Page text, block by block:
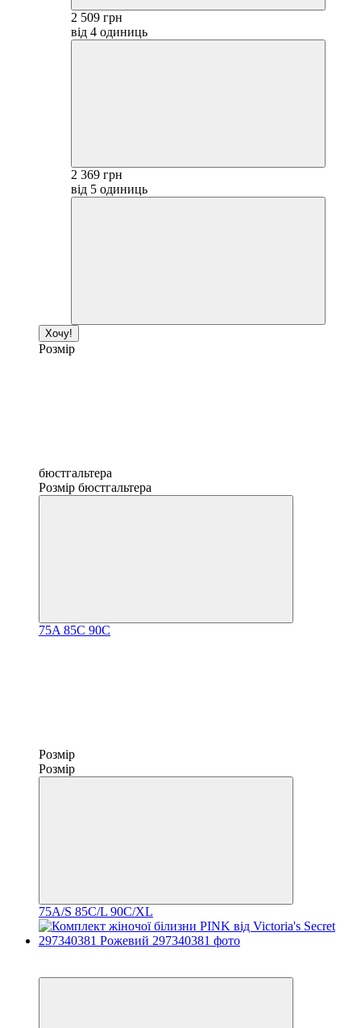
2 509 грн
від 4 одиниць
2 369 грн
від 5 одиниць
Хочу!
Розмір
бюстгальтера
Розмір бюстгальтера
75A 85C 90C
Розмір
Розмір
75A/S 85C/L 90C/XL